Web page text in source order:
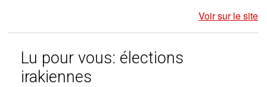
Voir sur le site
Lu pour vous: élections
irakiennes